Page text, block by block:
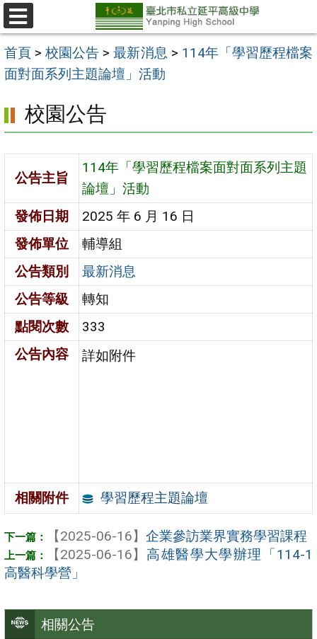
跳
至
主
要
區
選
單
首頁 >校園公告 >最新消息 > 114年「學習歷程檔案
面對面系列主題論壇」活動
相關公告
校園公告
公告主旨
114年「學習歷程檔案面對面系列主題
論壇」活動
發佈日期
2025 年 6 月 16 日
發佈單位
輔導組
公告類別
最新消息
公告等級
轉知
點閱次數
333
公告內容
詳如附件
相關附件 學習歷程主題論壇
【2025-06-16】 企業參訪業界實務學習課程
【2025-06-16】 高雄醫學大學辦理「114-1
高醫科學營」